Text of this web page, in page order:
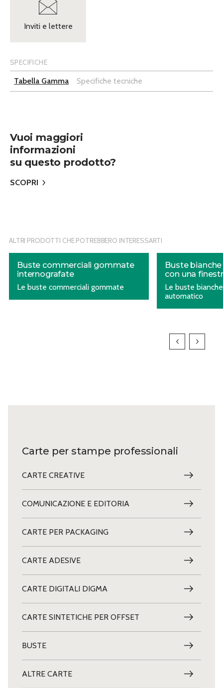
Inviti e lettere
SPECIFICHE
Tabella Gamma Specifiche tecniche
Vuoi maggiori
informazioni
su questo prodotto?
SCOPRI
ALTRI PRODOTTI CHE POTREBBERO INTERESSARTI
Buste commerciali gommate
internografate
Le buste commerciali gommate
Buste
con una
Le buste
automatico
Carte per stampe professionali
CARTE CREATIVE
COMUNICAZIONE E EDITORIA
CARTE PER PACKAGING
CARTE ADESIVE
CARTE DIGITALI DIGMA
CARTE SINTETICHE PER OFFSET
BUSTE
ALTRE CARTE